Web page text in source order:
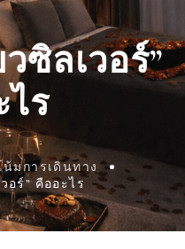
ซิลเวอร์”
ร
มการเดินทาง
อร์” คืออะไร